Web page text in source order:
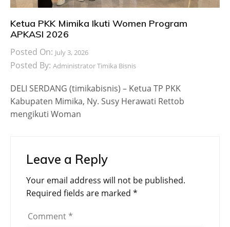
Ketua PKK Mimika Ikuti Women Program
APKASI 2026
Posted On: July 3, 2026
Posted By: Administrator Timika Bisnis
DELI SERDANG (timikabisnis) – Ketua TP PKK
Kabupaten Mimika, Ny. Susy Herawati Rettob
mengikuti Woman
Leave a Reply
Your email address will not be published.
Required fields are marked *
Comment *